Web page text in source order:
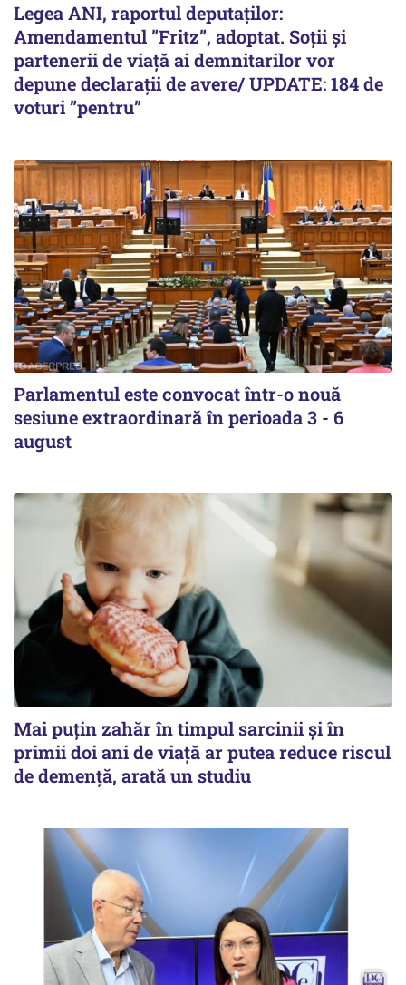
Legea ANI, raportul deputaților:
Amendamentul ”Fritz”, adoptat. Soții și
partenerii de viață ai demnitarilor vor
depune declarații de avere/ UPDATE: 184 de
voturi ”pentru”
Parlamentul este convocat într-o nouă
sesiune extraordinară în perioada 3 - 6
august
Mai puțin zahăr în timpul sarcinii și în
primii doi ani de viață ar putea reduce riscul
de demență, arată un studiu